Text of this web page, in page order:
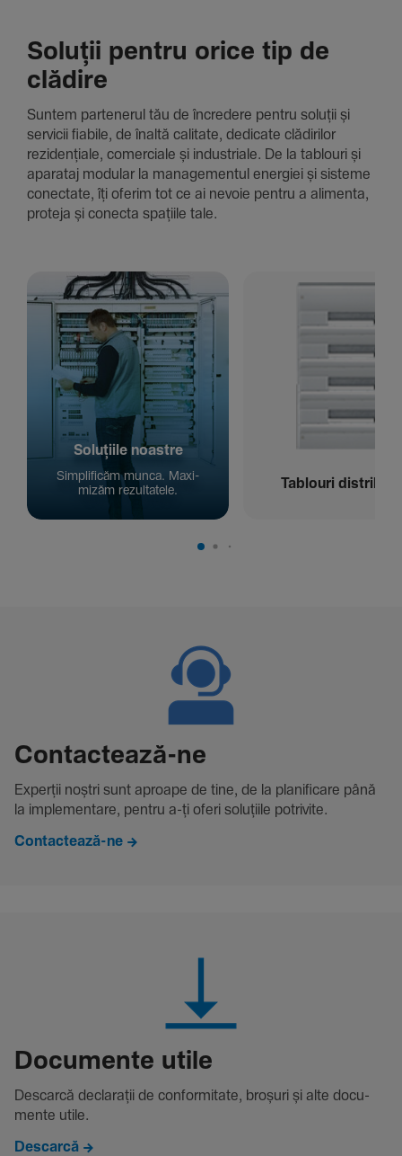
Soluții pentru orice tip de
clădire
Suntem parte­nerul tău de încre­dere pentru soluții și
servicii fiabile, de înaltă cali­tate, dedi­cate clădi­rilor
rezi­den­țiale, comer­ciale și indus­triale. De la tablouri și
aparataj modular la managementul energiei și sisteme
conec­tate, îți oferim tot ce ai nevoie pentru a alimenta,
proteja și conecta spațiile tale.
Solu­țiile noastre
Simpli­ficăm munca. Maxi­
mizăm rezul­ta­tele.
Tablouri
Contac­tează-ne
Experții noștri sunt aproape de tine, de la plani­fi­care până
la imple­men­tare, pentru a-ți oferi solu­țiile potri­vite.
Contactează-ne
Docu­mente utile
Descarcă decla­rații de conformitate, broșuri și alte docu­
mente utile.
Descarcă